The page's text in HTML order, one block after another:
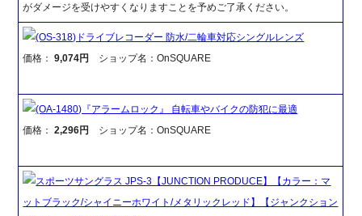
がダメージを受けやすくなりますことを予めご了承ください。
(OS-318)ドライブレコーダー 防水/二輪車対応シングルレンズ
価格：9,074円 ショップ名：OnSQUARE
(OA-1480)『アラームロック』 自転車やバイクの防犯に最適
価格：2,296円 ショップ名：OnSQUARE
スポーツサングラス JPS-3【JUNCTION PRODUCE】【カラー：マ
ットブラック/シャイニーホワイト/メタリックレッド】【ジャンクション